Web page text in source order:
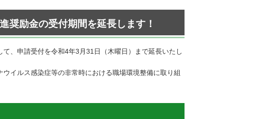
奨励金の受付期間を延長します！
、申請受付を令和4年3月31日（木曜日）まで延長いたし
イルス感染症等の非常時における職場環境整備に取り組